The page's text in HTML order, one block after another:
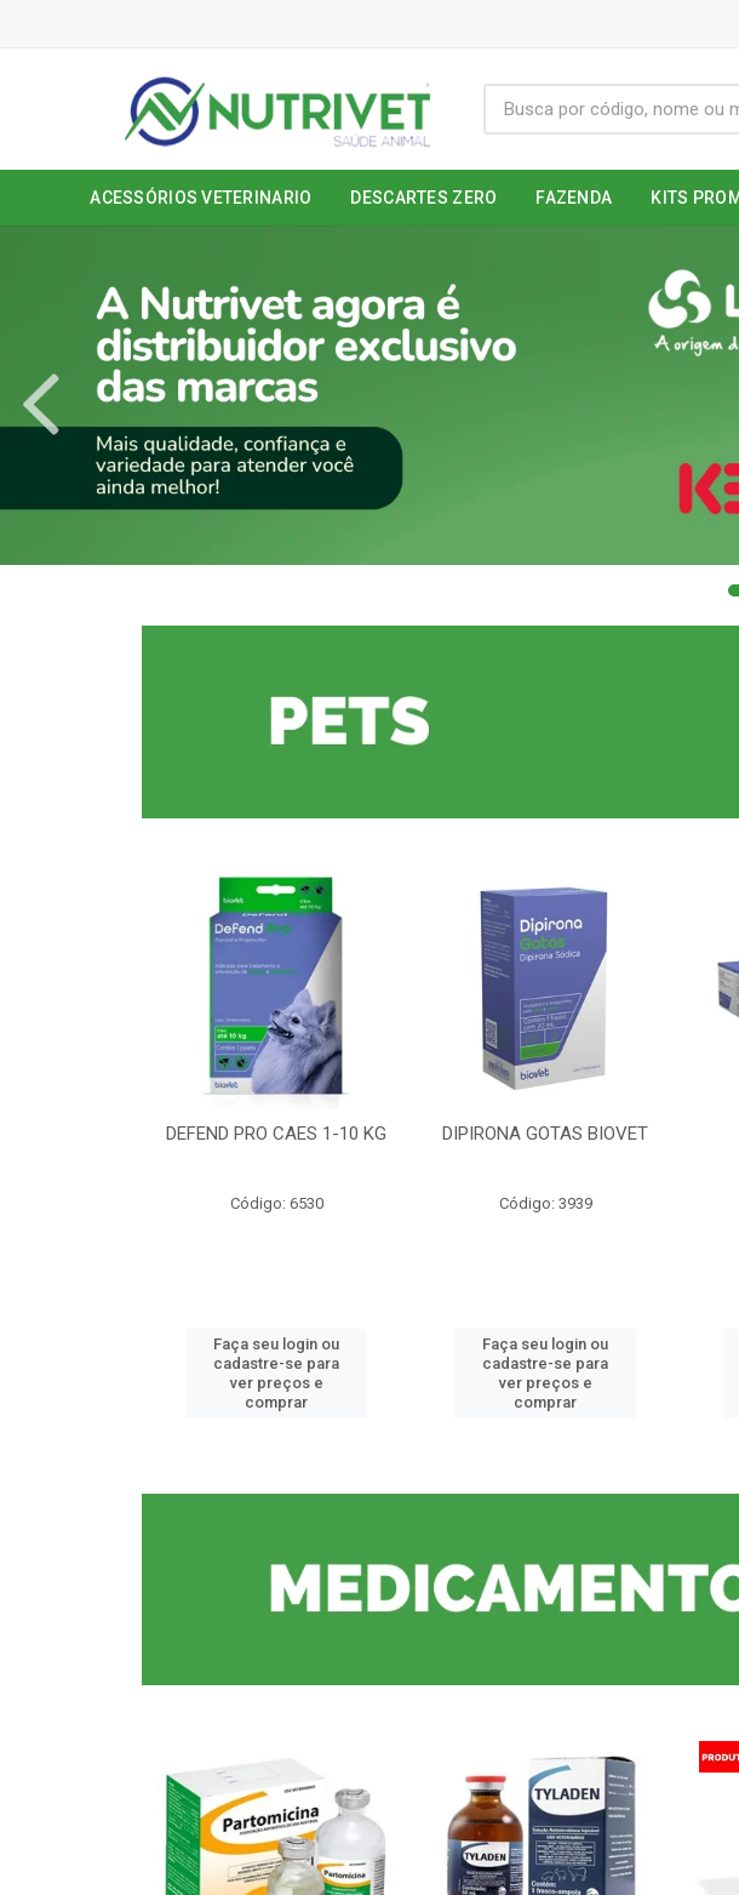
ACESSÓRIOS VETERINARIO DESCARTES ZERO FAZENDA KITS
DEFEND PRO CAES 1-10 KG
Código: 6530
Faça seu login ou
cadastre-se para
ver preços e
comprar
DIPIRONA GOTAS BIOVET
Código: 3939
Faça seu login ou
cadastre-se para
ver preços e
comprar